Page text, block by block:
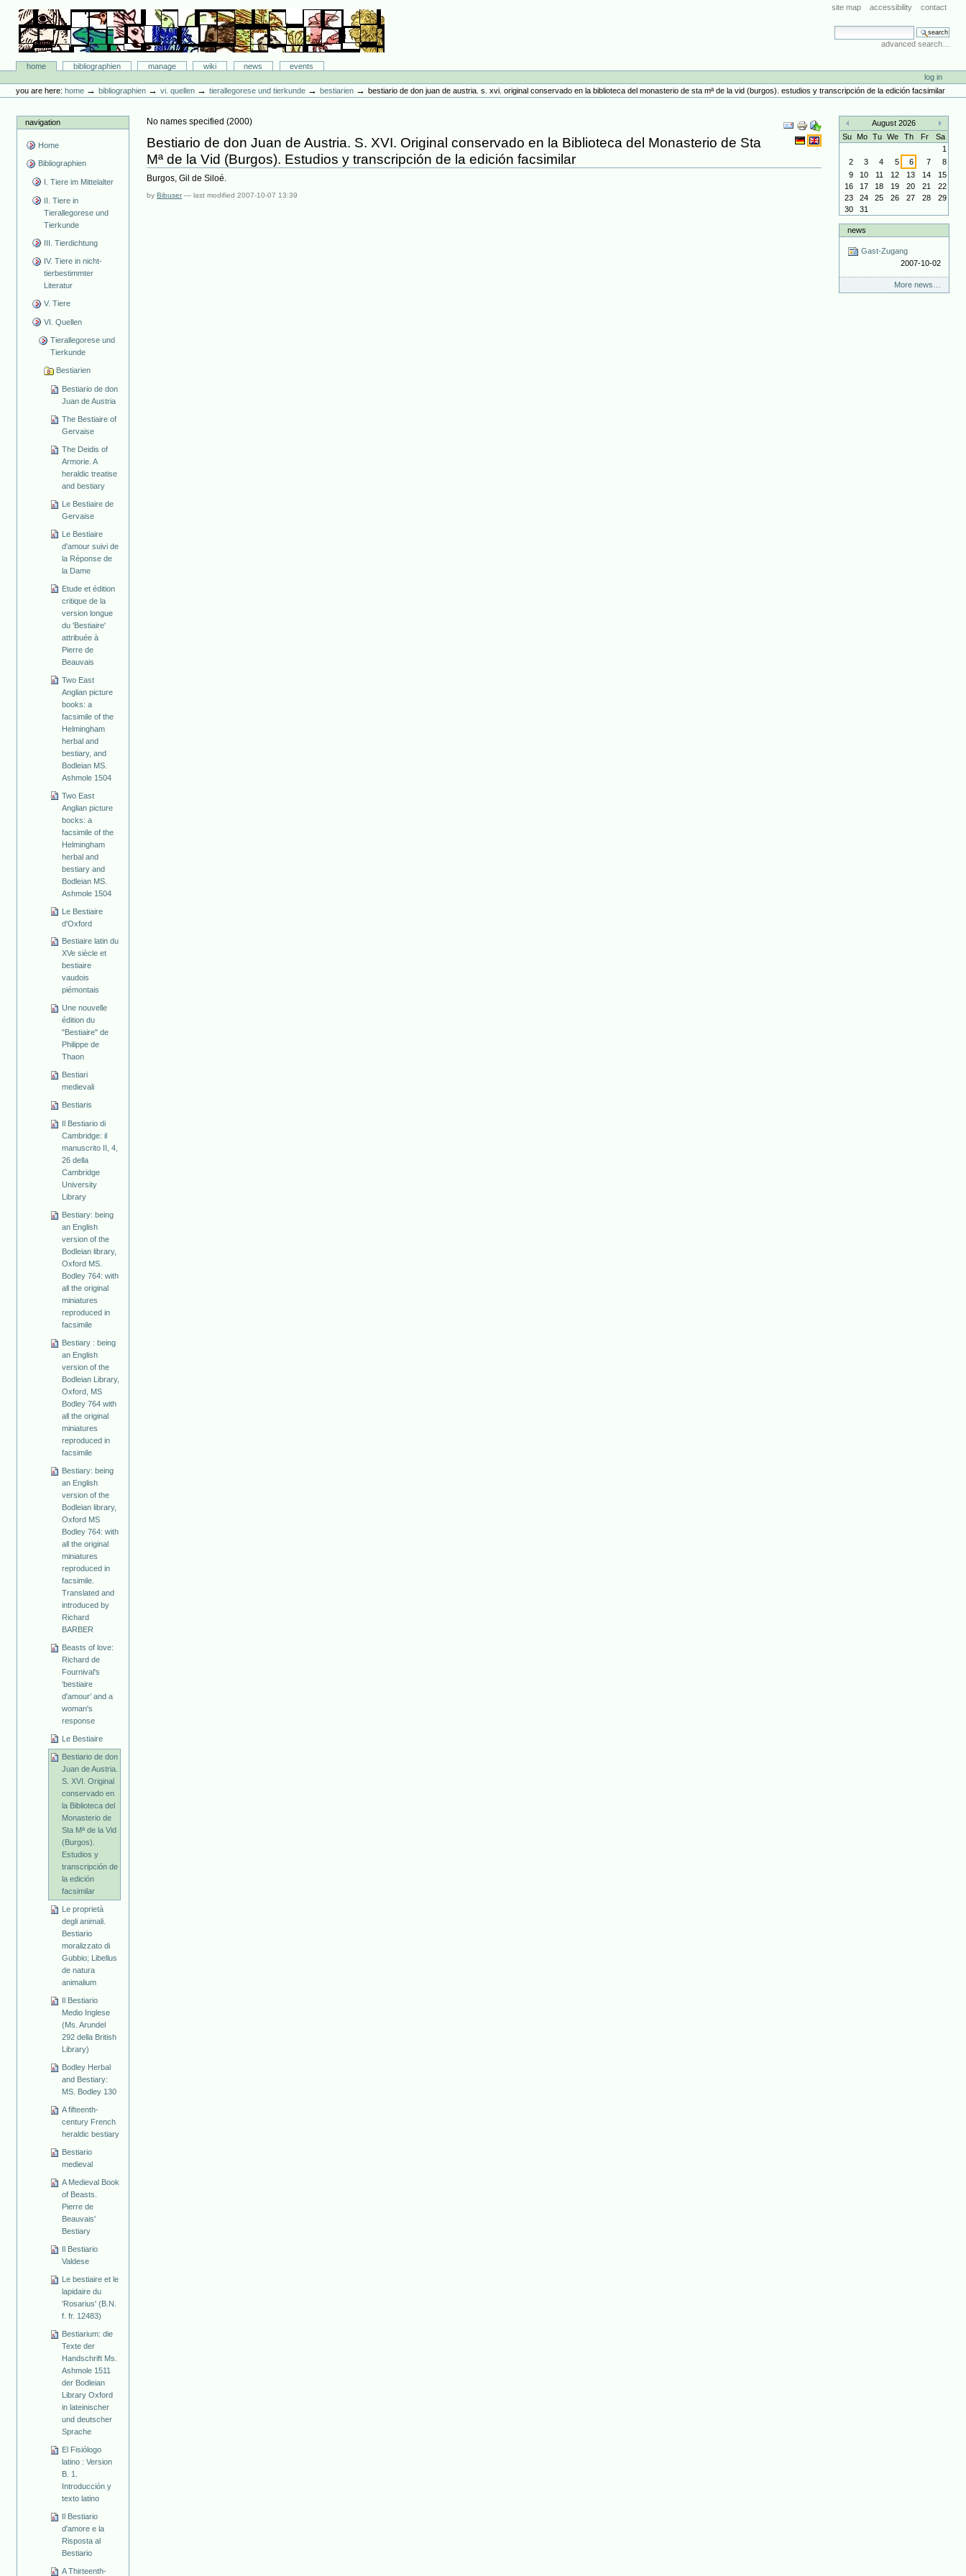
content.
navigation
site map accessibility contact
search site
advanced search…
Bibliographie-Portal
Sectionshome bibliographien manage wiki news
events
tools
log in
you are here: home →bibliographien →vi. quellen →tierallegorese und tierkunde →bestiarien →bestiario de don juan de austria. s. xvi. original conservado en la biblioteca del monasterio de sta mª de la vid (burgos). estudios y transcripción de la edición facsimilar
navigation
Home
Bibliographien
I. Tiere im Mittelalter
II. Tiere in
Tierallegorese und
Tierkunde
III. Tierdichtung
IV. Tiere in nicht-
tierbestimmter
Literatur
V. Tiere
VI. Quellen
Tierallegorese und
Tierkunde
Bestiarien
Bestiario de don
Juan de Austria
The Bestiaire of
Gervaise
The Deidis of
Armorie. A
heraldic treatise
and bestiary
Le Bestiaire de
Gervaise
Le Bestiaire
d'amour suivi de
la Réponse de
la Dame
Etude et édition
critique de la
version longue
du 'Bestiaire'
attribuée à
Pierre de
Beauvais
Two East
Anglian picture
books: a
facsimile of the
Helmingham
herbal and
bestiary, and
Bodleian MS.
Ashmole 1504
Two East
Anglian picture
bocks: a
facsimile of the
Helmingham
herbal and
bestiary and
Bodleian MS.
Ashmole 1504
Le Bestiaire
d'Oxford
Bestiaire latin du
XVe siècle et
bestiaire
vaudois
piémontais
Une nouvelle
édition du
"Bestiaire" de
Philippe de
Thaon
Bestiari
medievali
Bestiaris
Il Bestiario di
Cambridge: il
manuscrito II, 4,
26 della
Cambridge
University
Library
Bestiary: being
an English
version of the
Bodleian library,
Oxford MS.
Bodley 764: with
all the original
miniatures
reproduced in
facsimile
Bestiary : being
an English
version of the
Bodleian Library,
Oxford, MS
Bodley 764 with
all the original
miniatures
reproduced in
facsimile
Bestiary: being
an English
version of the
Bodleian library,
Oxford MS
Bodley 764: with
all the original
miniatures
reproduced in
facsimile.
Translated and
introduced by
Richard
BARBER
Beasts of love:
Richard de
Fournival's
'bestiaire
d'amour' and a
woman's
response
Le Bestiaire
Bestiario de don
Juan de Austria.
S. XVI. Original
conservado en
la Biblioteca del
Monasterio de
Sta Mª de la Vid
(Burgos).
Estudios y
transcripción de
la edición
facsimilar
Le proprietà
degli animali.
Bestiario
moralizzato di
Gubbio; Libellus
de natura
animalium
Il Bestiario
Medio Inglese
(Ms. Arundel
292 della British
Library)
Bodley Herbal
and Bestiary:
MS. Bodley 130
A fifteenth-
century French
heraldic bestiary
Bestiario
medieval
A Medieval Book
of Beasts.
Pierre de
Beauvais'
Bestiary
Il Bestiario
Valdese
Le bestiaire et le
lapidaire du
'Rosarius' (B.N.
f. fr. 12483)
Bestiarium: die
Texte der
Handschrift Ms.
Ashmole 1511
der Bodleian
Library Oxford
in lateinischer
und deutscher
Sprache
El Fisiólogo
latino : Version
B. 1.
Introducción y
texto latino
Il Bestiario
d'amore e la
Risposta al
Bestiario
A Thirteenth-
Document
Actions
No names specified (2000)
Bestiario de don Juan de Austria. S. XVI. Original conservado en la Biblioteca del Monasterio de Sta
Mª de la Vid (Burgos). Estudios y transcripción de la edición facsimilar
Burgos, Gil de Siloé.
byBibuser —last modified2007-10-07 13:39
«
August 2026
»
Su Mo Tu We Th Fr
Sa
1
2
3 4 5 6 7
8
9
10 11 12 13 14
15
16
17 18 19 20 21
22
23
24 25 26 27 28
29
30
31
news
Gast-Zugang
2007-10-02
More news…